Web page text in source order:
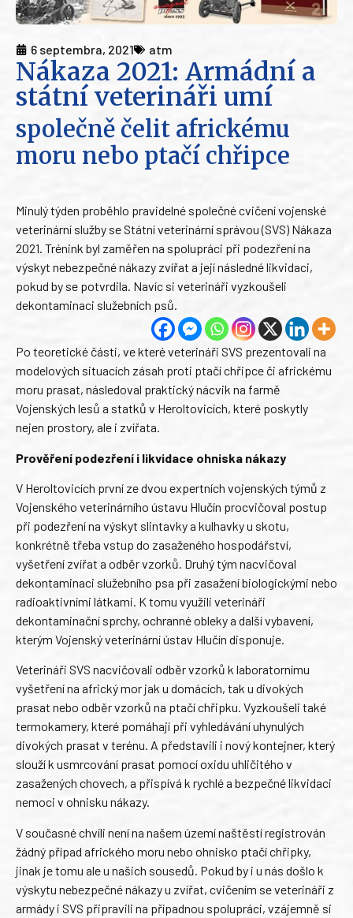
6 septembra, 2021 atm
Nákaza 2021: Armádní a
státní veterináři umí
společně čelit africkému
moru nebo ptačí chřipce
Minulý týden proběhlo pravidelné společné cvičení vojenské
veterinární služby se Státní veterinární správou (SVS) Nákaza
2021. Trénink byl zaměřen na spolupráci při podezření na
výskyt nebezpečné nákazy zvířat a její následné likvidaci,
pokud by se potvrdila. Navíc si veterináři vyzkoušeli
dekontaminaci služebních psů.
Po teoretické části, ve které veterináři SVS prezentovali na
modelových situacích zásah proti ptačí chřipce či africkému
moru prasat, následoval praktický nácvik na farmě
Vojenských lesů a statků v Heroltovicích, které poskytly
nejen prostory, ale i zvířata.
Prověření podezření i likvidace ohniska nákazy
V Heroltovicích první ze dvou expertních vojenských týmů z
Vojenského veterinárního ústavu Hlučín procvičoval postup
při podezření na výskyt slintavky a kulhavky u skotu,
konkrétně třeba vstup do zasaženého hospodářství,
vyšetření zvířat a odběr vzorků. Druhý tým nacvičoval
dekontaminaci služebního psa při zasažení biologickými nebo
radioaktivními látkami. K tomu využili veterináři
dekontaminační sprchy, ochranné obleky a další vybavení,
kterým Vojenský veterinární ústav Hlučín disponuje.
Veterináři SVS nacvičovali odběr vzorků k laboratornímu
vyšetření na africký mor jak u domácích, tak u divokých
prasat nebo odběr vzorků na ptačí chřipku. Vyzkoušeli také
termokamery, které pomáhají při vyhledávání uhynulých
divokých prasat v terénu. A představili i nový kontejner, který
slouží k usmrcování prasat pomocí oxidu uhličitého v
zasažených chovech, a přispívá k rychlé a bezpečné likvidaci
nemoci v ohnisku nákazy.
V současné chvíli není na našem území naštěstí registrován
žádný případ afrického moru nebo ohnisko ptačí chřipky,
jinak je tomu ale u našich sousedů. Pokud by i u nás došlo k
výskytu nebezpečné nákazy u zvířat, cvičením se veterináři z
armády i SVS připravili na případnou spolupráci, vzájemně si